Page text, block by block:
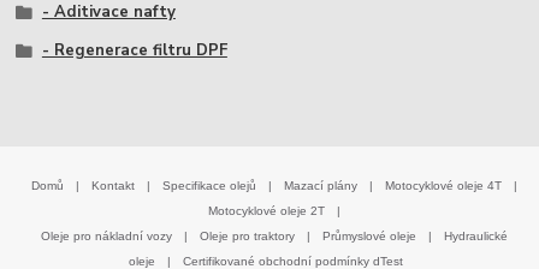
- Aditivace nafty
- Regenerace filtru DPF
Domů | Kontakt | Specifikace olejů | Mazací plány | Motocyklové oleje 4T
|
Motocyklové oleje 2T
|
Oleje pro nákladní vozy
| Oleje pro traktory | Průmyslové oleje |
Hydraulické
oleje
| Certifikované obchodní podmínky dTest